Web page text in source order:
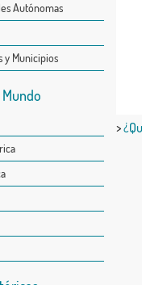
Autónomas
y Municipios
>